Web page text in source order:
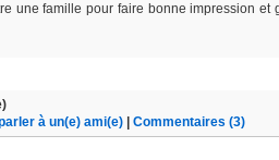
une famille pour faire bonne impression et
à un(e) ami(e) Commentaires (3)